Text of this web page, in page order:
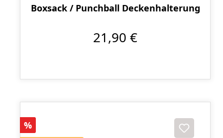
Boxsack / Punchball Deckenhalterung
21,90 €
Rabatt
%